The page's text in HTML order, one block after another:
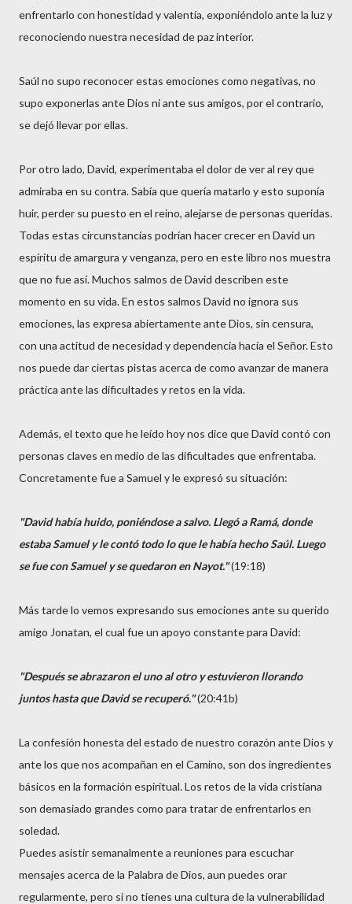
enfrentarlo con honestidad y valentía, exponiéndolo ante la luz y
reconociendo nuestra necesidad de paz interior.
Saúl no supo reconocer estas emociones como negativas, no
supo exponerlas ante Dios ni ante sus amigos, por el contrario,
se dejó llevar por ellas.
Por otro lado, David, experimentaba el dolor de ver al rey que
admiraba en su contra. Sabía que quería matarlo y esto suponía
huir, perder su puesto en el reino, alejarse de personas queridas.
Todas estas circunstancias podrían hacer crecer en David un
espíritu de amargura y venganza, pero en este libro nos muestra
que no fue así. Muchos salmos de David describen este
momento en su vida. En estos salmos David no ignora sus
emociones, las expresa abiertamente ante Dios, sin censura,
con una actitud de necesidad y dependencia hacía el Señor. Esto
nos puede dar ciertas pistas acerca de como avanzar de manera
práctica ante las dificultades y retos en la vida.
Además, el texto que he leído hoy nos dice que David contó con
personas claves en medio de las dificultades que enfrentaba.
Concretamente fue a Samuel y le expresó su situación:
"David había huido, poniéndose a salvo. Llegó a Ramá, donde
estaba Samuel y le contó todo lo que le había hecho Saúl. Luego
se fue con Samuel y se quedaron en Nayot."(19:18)
Más tarde lo vemos expresando sus emociones ante su querido
amigo Jonatan, el cual fue un apoyo constante para David:
"Después se abrazaron el uno al otro y estuvieron llorando
juntos hasta que David se recuperó."(20:41b)
La confesión honesta del estado de nuestro corazón ante Dios y
ante los que nos acompañan en el Camino, son dos ingredientes
básicos en la formación espiritual. Los retos de la vida cristiana
son demasiado grandes como para tratar de enfrentarlos en
soledad.
Puedes asistir semanalmente a reuniones para escuchar
mensajes acerca de la Palabra de Dios, aun puedes orar
regularmente, pero si no tienes una cultura de la vulnerabilidad